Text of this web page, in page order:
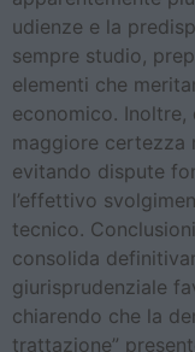
udienze e la
sempre studio,
elementi che
economico.
maggiore certezza
evitando dispute
l’effettivo
tecnico.
consolida
giurisprudenziale
chiarendo che la
trattazione”